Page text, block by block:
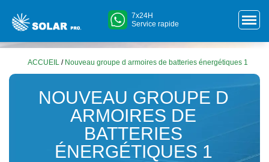
7x24H
Service rapide
ACCUEIL / Nouveau groupe d armoires de batteries énergétiques 1
NOUVEAU GROUPE D
ARMOIRES DE
BATTERIES
ÉNERGÉTIQUES 1